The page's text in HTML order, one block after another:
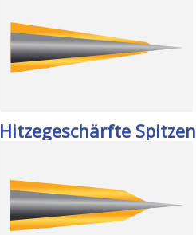
Hitzegeschärfte Spitzen